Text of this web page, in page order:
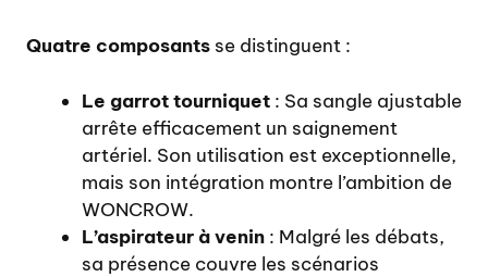
Quatre composants se distinguent :
Le garrot tourniquet : Sa sangle ajustable
arrête efficacement un saignement
artériel. Son utilisation est exceptionnelle,
mais son intégration montre l’ambition de
WONCROW.
L’aspirateur à venin : Malgré les débats,
sa présence couvre les scénarios